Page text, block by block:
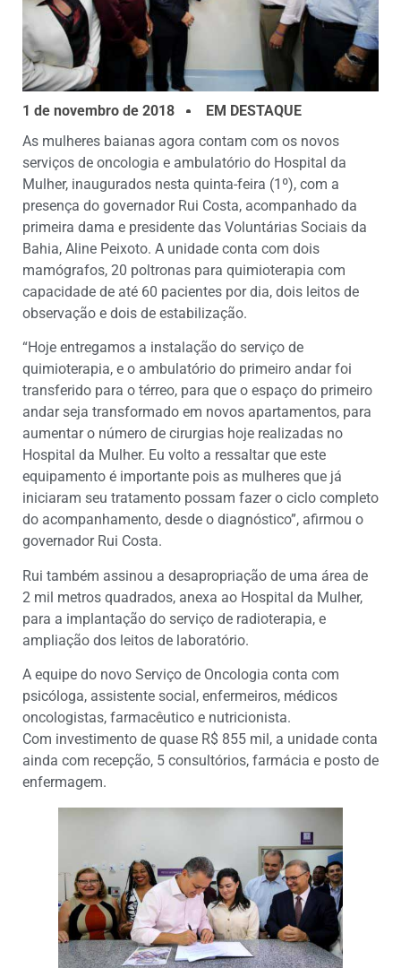
1 de novembro de 2018
EM DESTAQUE
As mulheres baianas agora contam com os novos
serviços de oncologia e ambulatório do Hospital da
Mulher, inaugurados nesta quinta-feira (1º), com a
presença do governador Rui Costa, acompanhado da
primeira dama e presidente das Voluntárias Sociais da
Bahia, Aline Peixoto. A unidade conta com dois
mamógrafos, 20 poltronas para quimioterapia com
capacidade de até 60 pacientes por dia, dois leitos de
observação e dois de estabilização.
“Hoje entregamos a instalação do serviço de
quimioterapia, e o ambulatório do primeiro andar foi
transferido para o térreo, para que o espaço do primeiro
andar seja transformado em novos apartamentos, para
aumentar o número de cirurgias hoje realizadas no
Hospital da Mulher. Eu volto a ressaltar que este
equipamento é importante pois as mulheres que já
iniciaram seu tratamento possam fazer o ciclo completo
do acompanhamento, desde o diagnóstico”, afirmou o
governador Rui Costa.
Rui também assinou a desapropriação de uma área de
2 mil metros quadrados, anexa ao Hospital da Mulher,
para a implantação do serviço de radioterapia, e
ampliação dos leitos de laboratório.
A equipe do novo Serviço de Oncologia conta com
psicóloga, assistente social, enfermeiros, médicos
oncologistas, farmacêutico e nutricionista.
Com investimento de quase R$ 855 mil, a unidade conta
ainda com recepção, 5 consultórios, farmácia e posto de
enfermagem.